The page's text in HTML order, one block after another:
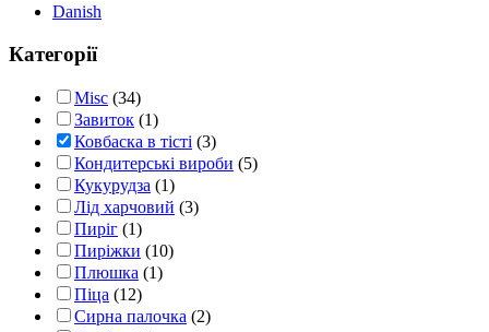
Danish
Категорії
Misc (34)
Завиток (1)
Ковбаска в тісті (3)
Кондитерські вироби (5)
Кукурудза (1)
Лід харчовий (3)
Пиріг (1)
Пиріжки (10)
Плюшка (1)
Піца (12)
Сирна палочка (2)